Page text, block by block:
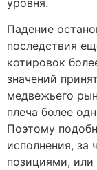
Падение
последствия
котировок
значений
медвежьего
плеча более
Поэтому
исполнения, за
позициями,